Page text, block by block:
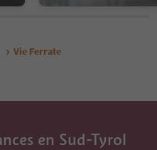
Vie Ferrate
en Sud-Tyrol